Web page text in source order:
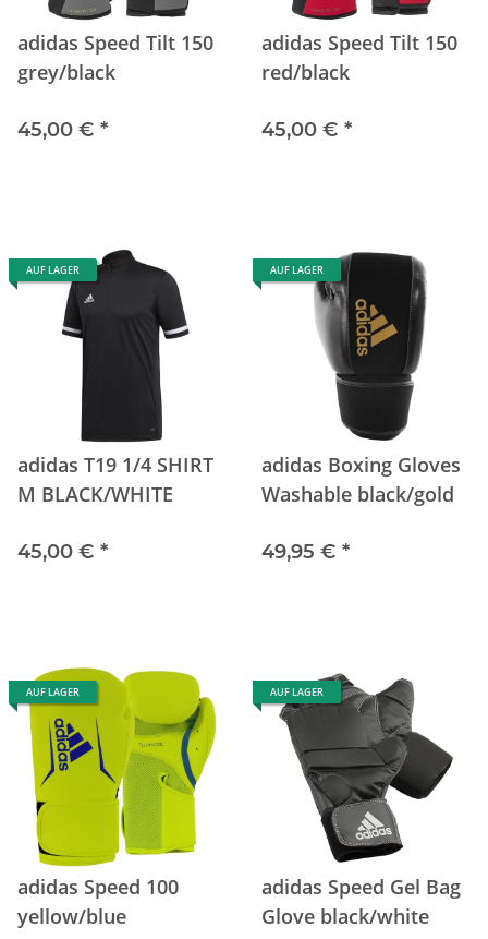
adidas Speed Tilt 150
grey/black
45,00 € *
adidas Speed Tilt 150
red/black
45,00 € *
AUF LAGER
adidas T19 1/4 SHIRT
M BLACK/WHITE
45,00 € *
AUF LAGER
adidas Boxing Gloves
Washable black/gold
49,95 € *
AUF LAGER
adidas Speed 100
yellow/blue
AUF LAGER
adidas Speed Gel Bag
Glove black/white